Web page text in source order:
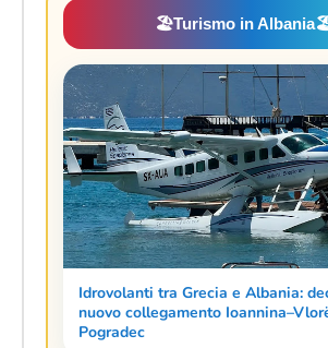
🏖️Turismo in Albania
Idrovolanti tra Grecia e Albania:
nuovo collegamento
Pogradec